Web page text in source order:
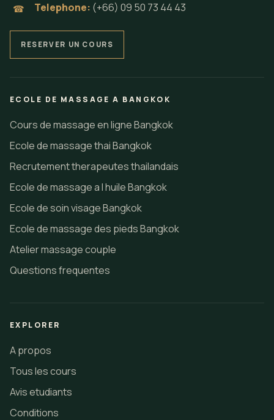
☎ Telephone: (+66) 09 50 73 44 43
RESERVER UN COURS
ECOLE DE MASSAGE A BANGKOK
Cours de massage en ligne Bangkok
Ecole de massage thai Bangkok
Recrutement therapeutes thailandais
Ecole de massage a l huile Bangkok
Ecole de soin visage Bangkok
Ecole de massage des pieds Bangkok
Atelier massage couple
Questions frequentes
EXPLORER
A propos
Tous les cours
Avis etudiants
Conditions